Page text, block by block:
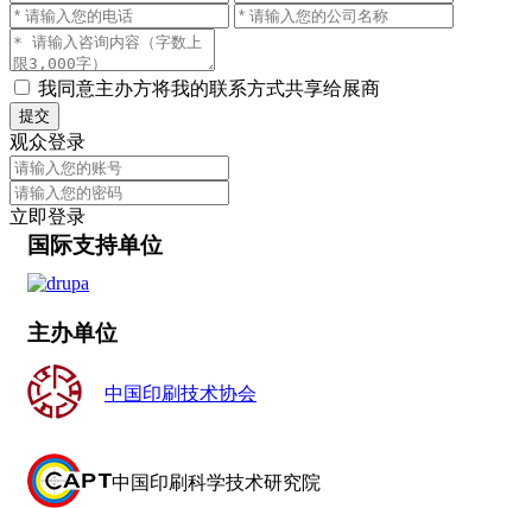
我同意主办方将我的联系方式共享给展商
提交
观众登录
立即登录
国际支持单位
主办单位
中国印刷技术协会
中国印刷科学技术研究院